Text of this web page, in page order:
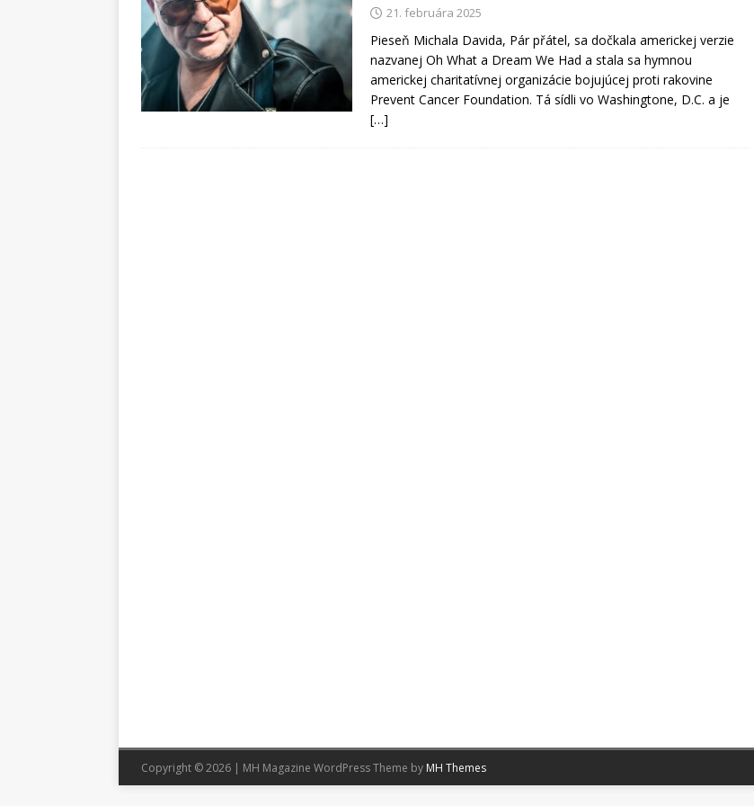
21. februára 2025
Pieseň Michala Davida, Pár přátel, sa dočkala americkej verzie
nazvanej Oh What a Dream We Had a stala sa hymnou
americkej charitatívnej organizácie bojujúcej proti rakovine
Prevent Cancer Foundation. Tá sídli vo Washingtone, D.C. a je
[…]
Copyright © 2026 | MH Magazine WordPress Theme by MH Themes